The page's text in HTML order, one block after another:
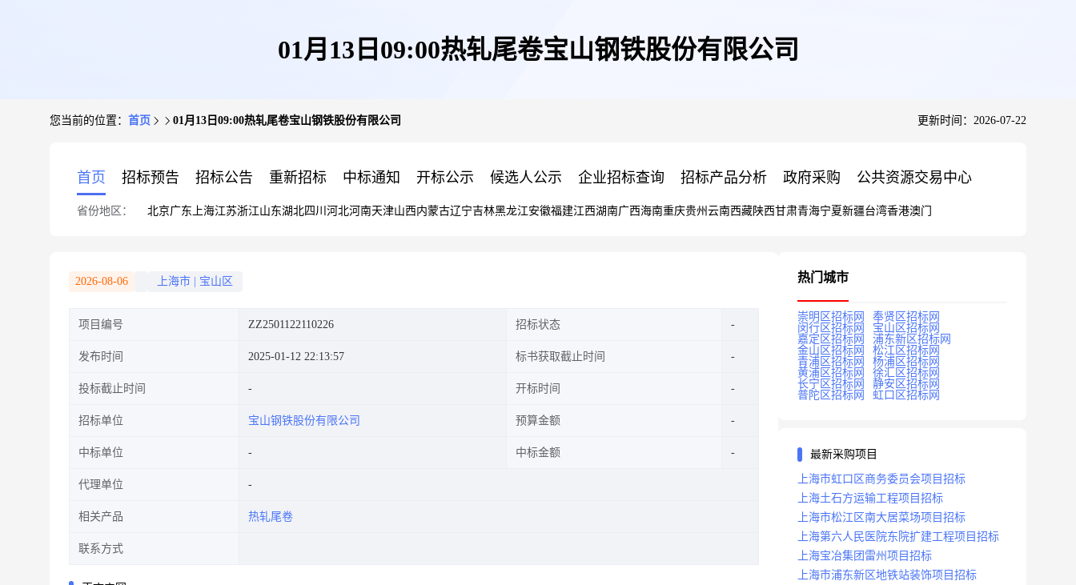
01月13日09:00热轧尾卷宝山钢铁股份有限公司
您当前的位置： 首页 01月13日09:00热轧尾卷宝山钢铁股份有限公司 更新时间：2026-07-22
首页 招标预告 招标公告 重新招标 中标通知 开标公示 候选人公示 企业招标查询 招标产品分析 政府采购 公共资源交易中心
省份地区： 北京广东 上海江苏浙江山东湖北四川 河北河南天津山西内蒙古辽宁吉林黑龙江安徽福建江西湖南广西海南重庆贵州 云南西藏陕西甘肃青海宁夏新疆台湾香港澳门
2026-08-06 上海市 宝山区
项目编号 ZZ2501122110226 招标状态
发布时间 2025-01-12 22:13:57 标书获取截止时间
投标截止时间 开标时间
招标单位 宝山钢铁股份有限公司 预算金额
中标单位 中标金额
代理单位
相关产品 热轧尾卷
联系方式
热门城市
崇明区招标网
奉贤区招标网
闵行区招标网
宝山区招标网
嘉定区招标网
浦东新区招标网
金山区招标网
松江区招标网
青浦区招标网
杨浦区招标网
黄浦区招标网
徐汇区招标网
长宁区招标网
静安区招标网
普陀区招标网
虹口区招标网
最新采购项目
上海市虹口区商务委员会项目招标
上海土石方运输工程项目招标
上海市松江区南大居菜场项目招标
上海第六人民医院东院扩建工程项目招标
上海宝冶集团雷州项目招标
上海市浦东新区地铁站装饰项目招标